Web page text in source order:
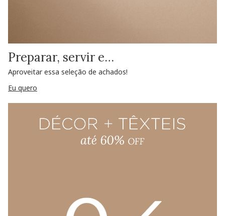
Preparar, servir e…
Aproveitar essa seleção de achados!
Eu quero